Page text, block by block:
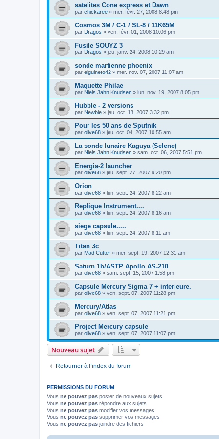
satelites Cone express et Dawn
par chickaree » mer. févr. 27, 2008 8:48 pm
Cosmos 3M / C-1 / SL-8 / 11K65M
par Dragos » ven. févr. 01, 2008 10:06 pm
Fusile SOUYZ 3
par Dragos » jeu. janv. 24, 2008 10:29 am
sonde martienne phoenix
par elguineto42 » mer. nov. 07, 2007 11:07 am
Maquette Philae
par Niels Jahn Knudsen » lun. nov. 19, 2007 8:05 pm
Hubble - 2 versions
par Newbie » jeu. oct. 18, 2007 3:32 pm
Pour les 50 ans de Sputnik
par olive68 » jeu. oct. 04, 2007 10:55 am
La sonde lunaire Kaguya (Selene)
par Niels Jahn Knudsen » sam. oct. 06, 2007 5:51 pm
Energia-2 launcher
par olive68 » jeu. sept. 27, 2007 9:20 pm
Orion
par olive68 » lun. sept. 24, 2007 8:22 am
Replique Instrument....
par olive68 » lun. sept. 24, 2007 8:16 am
siege capsule.....
par olive68 » lun. sept. 24, 2007 8:11 am
Titan 3c
par Mad Cutter » mer. sept. 19, 2007 12:31 am
Saturn 1b/ASTP Apollo AS-210
par olive68 » sam. sept. 15, 2007 1:58 pm
Capsule Mercury Sigma 7 + interieure.
par olive68 » ven. sept. 07, 2007 11:28 pm
Mercury/Atlas
par olive68 » ven. sept. 07, 2007 11:21 pm
Project Mercury capsule
par olive68 » ven. sept. 07, 2007 11:07 pm
Nouveau sujet
Retourner à l’index du forum
PERMISSIONS DU FORUM
Vous ne pouvez pas poster de nouveaux sujets
Vous ne pouvez pas répondre aux sujets
Vous ne pouvez pas modifier vos messages
Vous ne pouvez pas supprimer vos messages
Vous ne pouvez pas joindre des fichiers